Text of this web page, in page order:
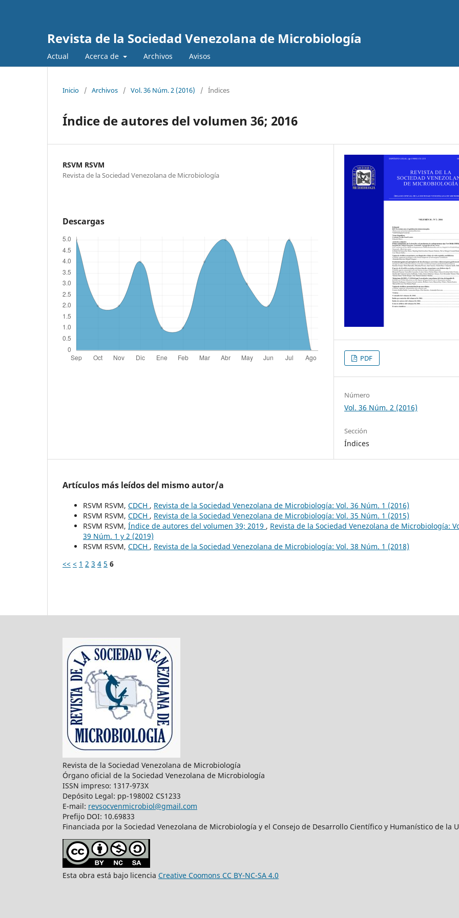
Revista de la Sociedad Venezolana de Microbiología
Actual Acerca de Archivos Avisos
Inicio / Archivos / Vol. 36 Núm. 2 (2016) / Índices
Índice de autores del volumen 36; 2016
RSVM RSVM
Revista de la Sociedad Venezolana de Microbiología
Descargas
PDF
Número
Vol. 36 Núm. 2 (2016)
Sección
Índices
Artículos más leídos del mismo autor/a
RSVM RSVM, CDCH , Revista de la Sociedad Venezolana de Microbiología: Vol. 36 Núm. 1 (2016)
RSVM RSVM, CDCH , Revista de la Sociedad Venezolana de Microbiología: Vol. 35 Núm. 1 (2015)
RSVM RSVM, Índice de autores del volumen 39; 2019 , Revista de la Sociedad Venezolana de Microbiología:
39 Núm. 1 y 2 (2019)
RSVM RSVM, CDCH , Revista de la Sociedad Venezolana de Microbiología: Vol. 38 Núm. 1 (2018)
<< < 1 2 3 4 5 6
Revista de la Sociedad Venezolana de Microbiología
Órgano oficial de la Sociedad Venezolana de Microbiología
ISSN impreso: 1317-973X
Depósito Legal: pp-198002 CS1233
E-mail: revsocvenmicrobiol@gmail.com
Prefijo DOI: 10.69833
Financiada por la Sociedad Venezolana de Microbiología y el Consejo de Desarrollo Científico y Humanístico de la
Esta obra está bajo licencia Creative Coomons CC BY-NC-SA 4.0